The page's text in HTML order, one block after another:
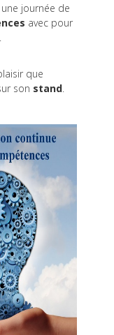
journée de
avec pour
.
que
son stand.